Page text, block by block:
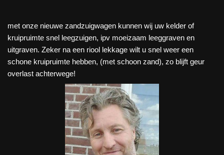
met onze nieuwe zandzuigwagen kunnen wij uw kelder of
kruipruimte snel leegzuigen, ipv moeizaam leeggraven en
uitgraven. Zeker na een riool lekkage wilt u snel weer een
schone kruipruimte hebben, (met schoon zand), zo blijft geur
overlast achterwege!